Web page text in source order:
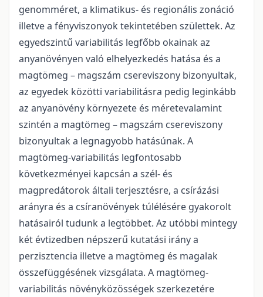
genomméret, a klimatikus- és regionális zonáció
illetve a fényviszonyok tekintetében születtek. Az
egyedszintű variabilitás legfőbb okainak az
anyanövényen való elhelyezkedés hatása és a
magtömeg – magszám csereviszony bizonyultak,
az egyedek közötti variabilitásra pedig leginkább
az anyanövény környezete és méretevalamint
szintén a magtömeg – magszám csereviszony
bizonyultak a legnagyobb hatásúnak. A
magtömeg-variabilitás legfontosabb
következményei kapcsán a szél- és
magpredátorok általi terjesztésre, a csírázási
arányra és a csíranövények túlélésére gyakorolt
hatásairól tudunk a legtöbbet. Az utóbbi mintegy
két évtizedben népszerű kutatási irány a
perzisztencia illetve a magtömeg és magalak
összefüggésének vizsgálata. A magtömeg-
variabilitás növényközösségek szerkezetére